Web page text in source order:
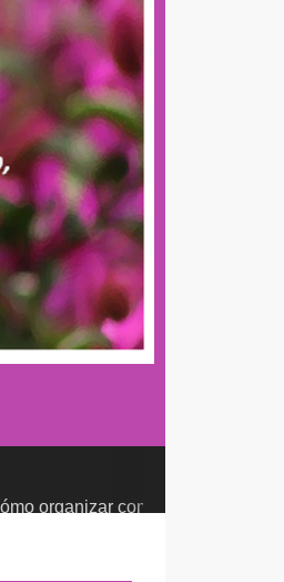
compras escolares sin presionar